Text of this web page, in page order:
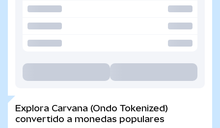
Explora Carvana (Ondo Tokenized)
convertido a monedas populares